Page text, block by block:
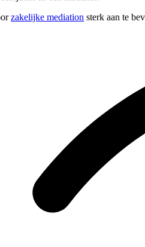
zakelijke mediation sterk aan te